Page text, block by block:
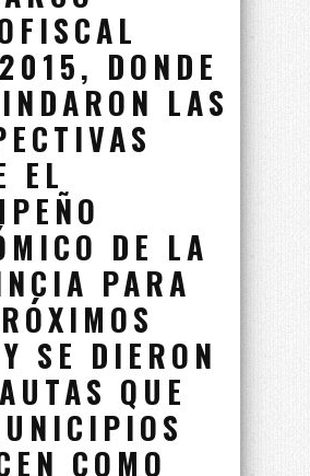
DONDE
LAS
EL
DE LA
PARA
SE DIERON
QUE
COMO